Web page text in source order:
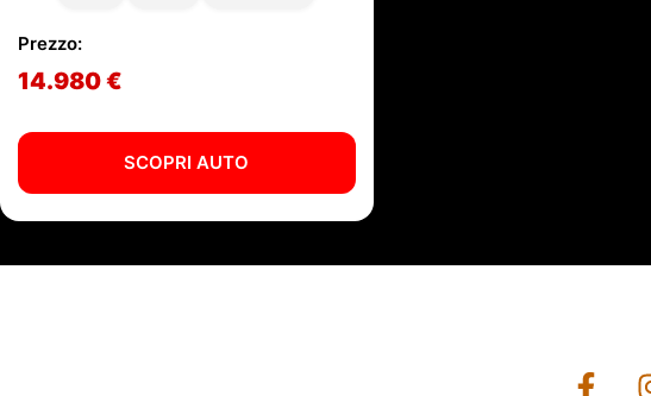
Prezzo:
14.980 €
SCOPRI AUTO